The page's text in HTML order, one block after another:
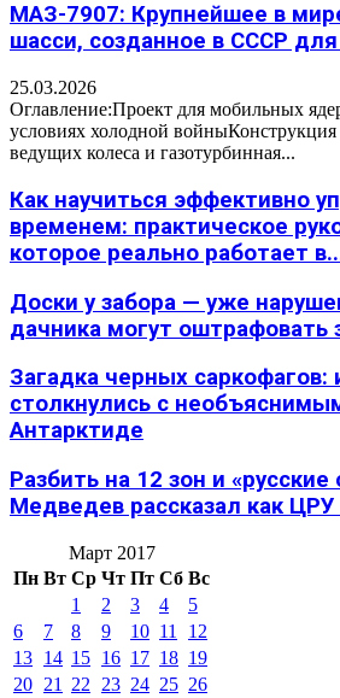
МАЗ-7907: Крупнейшее в
шасси, созданное в СССР для
25.03.2026
Оглавление:Проект для мобильных
условиях холодной
ведущих колеса и газотурбинная...
Как научиться эффективно
временем: практическое
которое реально работает
Доски у забора — уже
дачника могут оштрафовать
Загадка черных саркофагов:
столкнулись с
Антарктиде
Разбить на 12 зон и «русские
Медведев рассказал как ЦРУ
Март 2017
Пн Вт Ср Чт Пт Сб Вс
1
2 3 4
5
6
7 8 9 10 11
12
13 14 15 16 17 18 19
20 21 22 23 24 25 26